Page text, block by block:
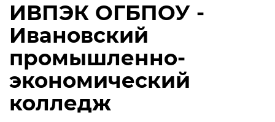
ИВПЭК ОГБПОУ -
Ивановский
промышленно-
экономический
колледж